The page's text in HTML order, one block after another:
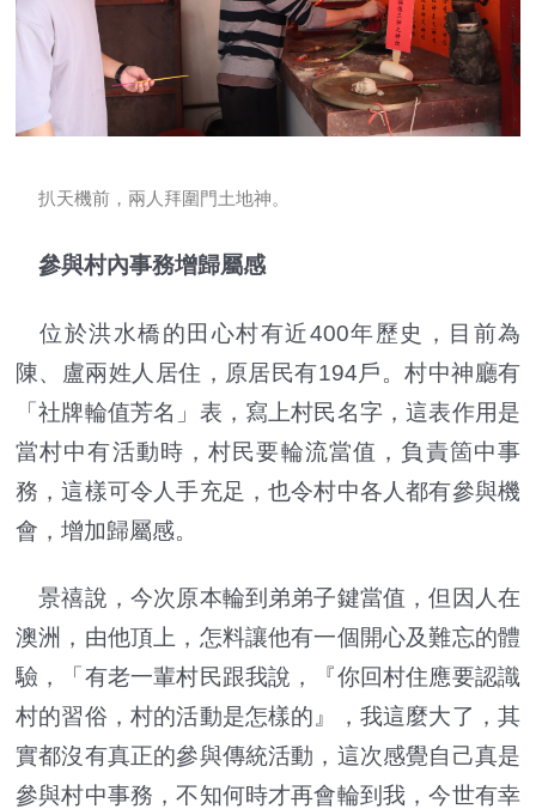
扒天機前，兩人拜圍門土地神。
參與村內事務增歸屬感
位於洪水橋的田心村有近400年歷史，目前為
陳、盧兩姓人居住，原居民有194戶。村中神廳有
「社牌輪值芳名」表，寫上村民名字，這表作用是
當村中有活動時，村民要輪流當值，負責箇中事
務，這樣可令人手充足，也令村中各人都有參與機
會，增加歸屬感。
景禧說，今次原本輪到弟弟子鍵當值，但因人在
澳洲，由他頂上，怎料讓他有一個開心及難忘的體
驗，「有老一輩村民跟我說，『你回村住應要認識
村的習俗，村的活動是怎樣的』，我這麼大了，其
實都沒有真正的參與傳統活動，這次感覺自己真是
參與村中事務，不知何時才再會輪到我，今世有幸